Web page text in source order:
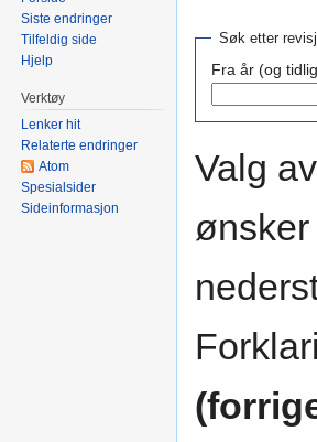
Hopp
navigering
Hopp
søk
Søk etter
Fra år (og
Valg
Siste endringer
Tilfeldig side
Hjelp
Verktøy
Lenker hit
Relaterte endringer
Atom
Spesialsider
Sideinformasjon